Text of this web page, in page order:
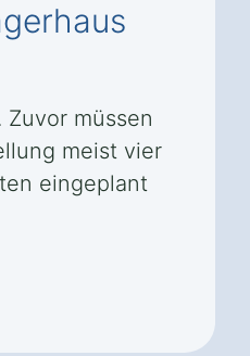
müssen
meist vier
eingeplant